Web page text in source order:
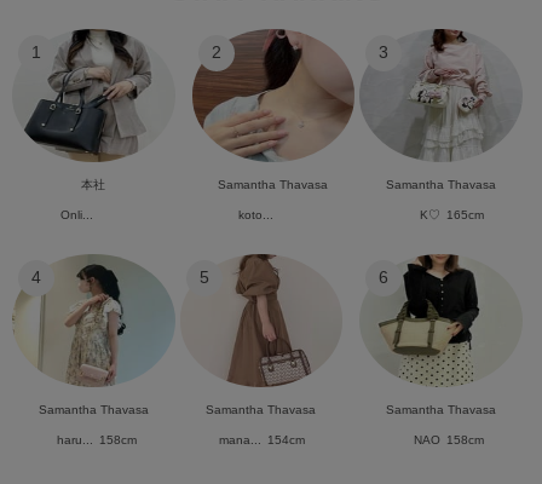
1
本社
Onli...
2
Samantha Thavasa
koto...
3
Samantha Thavasa
K♡ 165cm
4
Samantha Thavasa
haru... 158cm
5
Samantha Thavasa
mana... 154cm
6
Samantha Thavasa
NAO 158cm